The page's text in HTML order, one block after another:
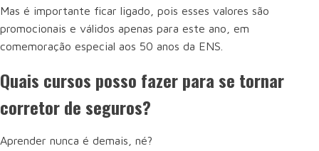
Mas é importante ficar ligado, pois esses valores são
promocionais e válidos apenas para este ano, em
comemoração especial aos 50 anos da ENS.
Quais cursos posso fazer para se tornar
corretor de seguros?
Aprender nunca é demais, né?